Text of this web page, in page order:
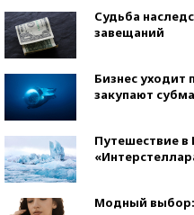
Судьба
завещаний
Бизнес уходит
закупают
Путешествие
Модный выбор: